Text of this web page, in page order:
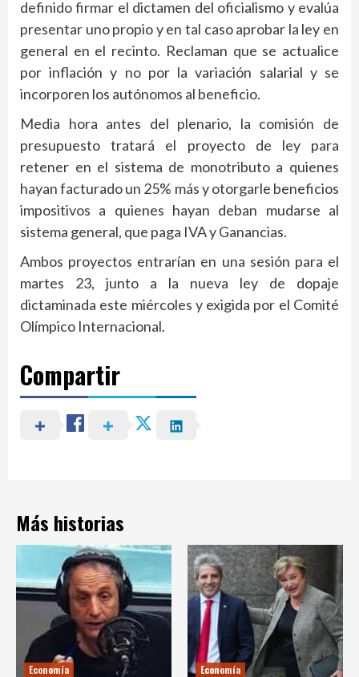
definido firmar el dictamen del oficialismo y evalúa
presentar uno propio y en tal caso aprobar la ley en
general en el recinto. Reclaman que se actualice
por inflación y no por la variación salarial y se
incorporen los autónomos al beneficio.
Media hora antes del plenario, la comisión de
presupuesto tratará el proyecto de ley para
retener en el sistema de monotributo a quienes
hayan facturado un 25% más y otorgarle beneficios
impositivos a quienes hayan deban mudarse al
sistema general, que paga IVA y Ganancias.
Ambos proyectos entrarían en una sesión para el
martes 23, junto a la nueva ley de dopaje
dictaminada este miércoles y exigida por el Comité
Olímpico Internacional.
Compartir
Más historias
Economía Economía